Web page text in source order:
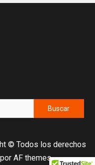
© Todos los derechos
por AF themes.